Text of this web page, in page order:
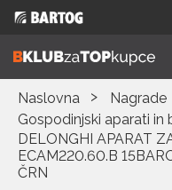
Naslovna
Nagrade
Gospodinjski aparati in
DELONGHI APARAT
ECAM220.60.B
ČRN